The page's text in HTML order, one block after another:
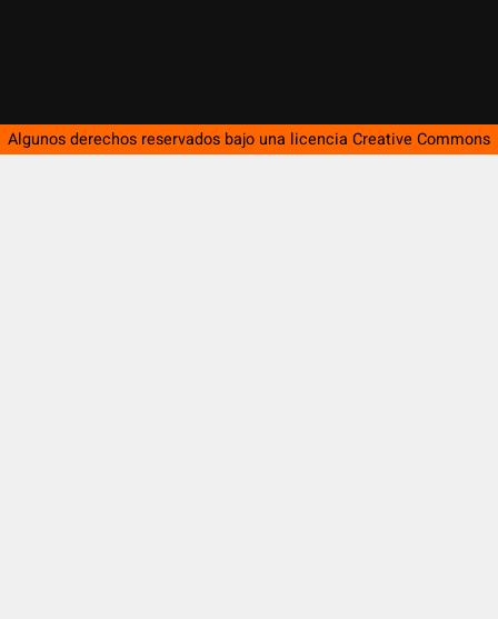
Algunos derechos reservados bajo una licencia Creative Commons